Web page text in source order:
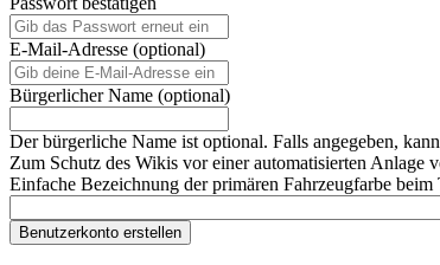
E-Mail-Adresse (optional)
Bürgerlicher Name (optional)
Der bürgerliche Name ist optional. Falls angegeben,
Zum Schutz des Wikis vor einer automatisierten
Einfache Bezeichnung der primären Fahrzeugfarbe
Benutzerkonto erstellen